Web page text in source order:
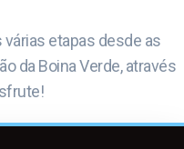
etapas desde as
da Boina Verde, através